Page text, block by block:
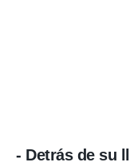
mediante
- Detrás de su